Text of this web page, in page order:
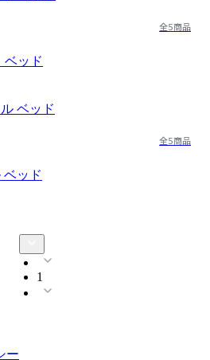
全5商品
ベッド
全5商品
ベッド
1
ー